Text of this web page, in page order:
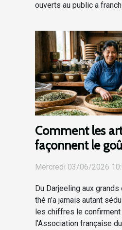
ouverts au public a
Comment les
façonnent le
thé préféré
Mercredi 03/06/2026
Du Darjeeling aux
thé n’a jamais autant
les chiffres le confirment
l’Association française